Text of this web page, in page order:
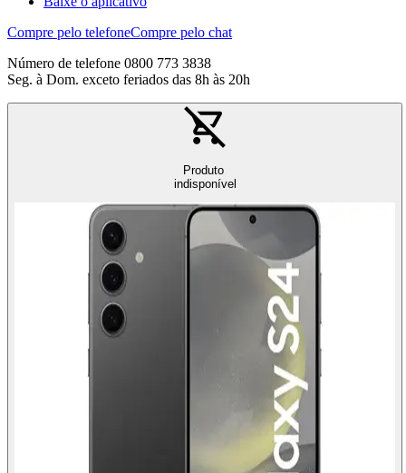
Compre pelo telefoneCompre pelo chat
Número de telefone 0800 773 3838
Seg. à Dom. exceto feriados das 8h às 20h
Produto
indisponível